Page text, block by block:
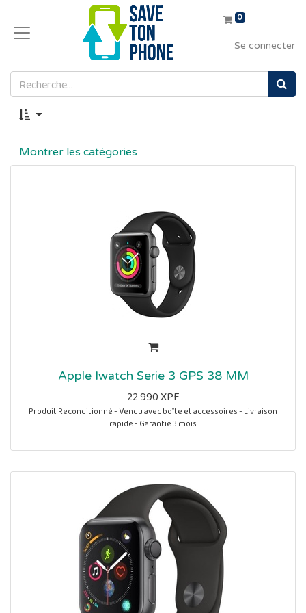
0
Se connecter
Montrer les catégories
Apple Iwatch Serie 3 GPS 38 MM
22 990XPF
Produit Reconditionné - Vendu avec boîte et accessoires - Livraison
rapide - Garantie 3 mois
Caractéristiques :
Capteur de Fréquence Cardiaque, Altimètre
watchOS: tendances Activité, suivi de cycle, innovations pour la santé et
l’audition, et App Store à votre poignet
Notification de message/appel, Alertes d’application, Calendrier, Alarme,
Horloge,
Autonomie jusqu’à 18 heures
Connectivité : Bluetooth 4,2 / GPS
Compatible iOS